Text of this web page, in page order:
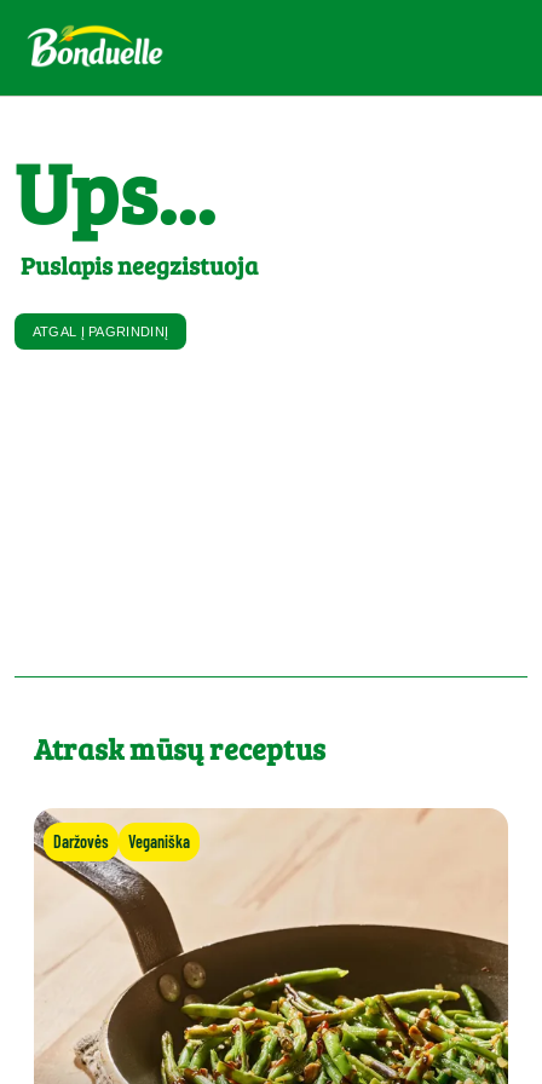
Ups...
Puslapis neegzistuoja
ATGAL Į PAGRINDINĮ
Atrask mūsų receptus
Daržovės Veganiška